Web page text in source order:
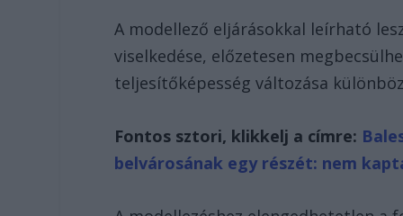
A modellező eljárásokkal leírható
viselkedése, előzetesen
teljesítőképesség változása
Fontos sztori, klikkelj a címre:
belvárosának egy részét: nem